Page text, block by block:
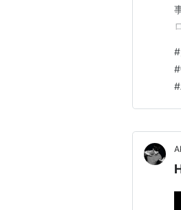
#
#
#